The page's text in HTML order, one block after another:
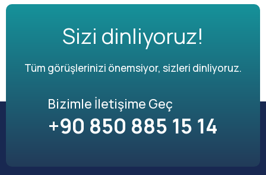
Sizi dinliyoruz!
Tüm görüşlerinizi önemsiyor, sizleri dinliyoruz.
Bizimle İletişime Geç
+90 850 885 15 14